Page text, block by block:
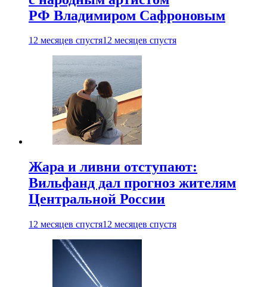
РФ Владимиром Сафроновым
12 месяцев спустя12 месяцев спустя
Жара и ливни отступают:
Вильфанд дал прогноз жителям
Центральной России
12 месяцев спустя12 месяцев спустя